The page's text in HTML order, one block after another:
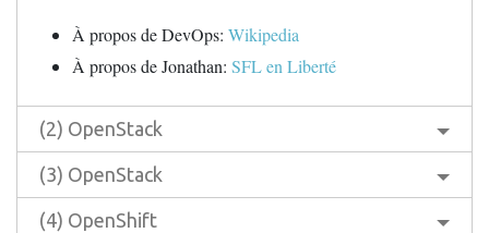
À propos de DevOps: Wikipedia
À propos de Jonathan: SFL en Liberté
(2) OpenStack
(3) OpenStack
(4) OpenShift